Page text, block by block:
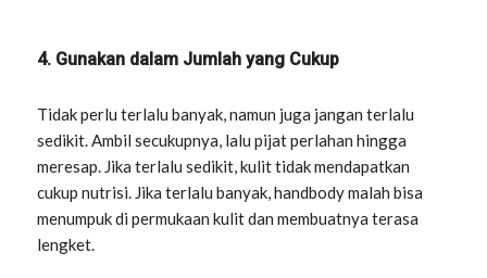
4. Gunakan dalam Jumlah yang Cukup
Tidak perlu terlalu banyak, namun juga jangan terlalu
sedikit. Ambil secukupnya, lalu pijat perlahan hingga
meresap. Jika terlalu sedikit, kulit tidak mendapatkan
cukup nutrisi. Jika terlalu banyak, handbody malah bisa
menumpuk di permukaan kulit dan membuatnya terasa
lengket.